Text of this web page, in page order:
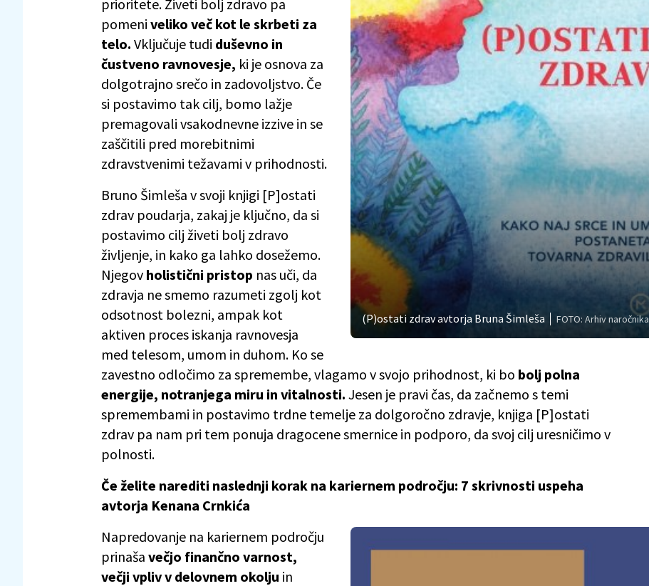
(P)ostati zdrav avtorja Bruna Šimleša FOTO: Arhiv naročnika
prioritete. Živeti bolj zdravo pa
pomeni veliko več kot le skrbeti za
telo. Vključuje tudi duševno in
čustveno ravnovesje, ki je osnova za
dolgotrajno srečo in zadovoljstvo. Če
si postavimo tak cilj, bomo lažje
premagovali vsakodnevne izzive in se
zaščitili pred morebitnimi
zdravstvenimi težavami v prihodnosti.
Bruno Šimleša v svoji knjigi [P]ostati
zdrav poudarja, zakaj je ključno, da si
postavimo cilj živeti bolj zdravo
življenje, in kako ga lahko dosežemo.
Njegov holistični pristop nas uči, da
zdravja ne smemo razumeti zgolj kot
odsotnost bolezni, ampak kot
aktiven proces iskanja ravnovesja
med telesom, umom in duhom. Ko se
zavestno odločimo za spremembe, vlagamo v svojo prihodnost, ki bo bolj polna
energije, notranjega miru in vitalnosti. Jesen je pravi čas, da začnemo s temi
spremembami in postavimo trdne temelje za dolgoročno zdravje, knjiga [P]ostati
zdrav pa nam pri tem ponuja dragocene smernice in podporo, da svoj cilj uresničimo v
polnosti.
Če želite narediti naslednji korak na kariernem področju: 7 skrivnosti uspeha
avtorja Kenana Crnkića
Napredovanje na kariernem področju
prinaša večjo finančno varnost,
večji vpliv v delovnem okolju in